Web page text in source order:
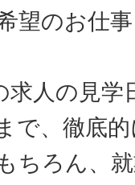
望のお仕
求人の見学
で、徹底
ちろん、